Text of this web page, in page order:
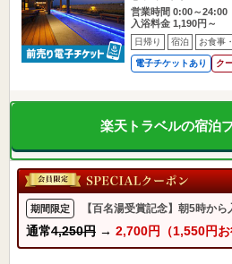
営業時間 0:00～24:00
入浴料金 1,190円～
日帰り 宿泊 お食事
電子チケットあり ク
楽天トラベルの宿泊
期間限定 【百名湯受賞記念】朝5時か
通常4,250円 → 2,700円（1,550円お